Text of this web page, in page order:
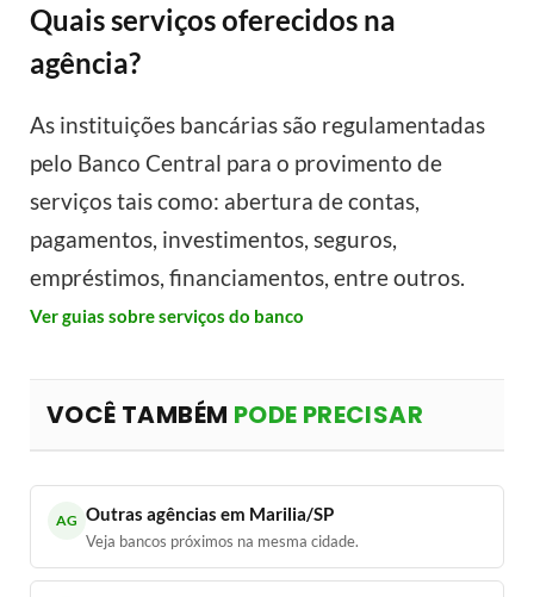
Quais serviços oferecidos na
agência?
As instituições bancárias são regulamentadas
pelo Banco Central para o provimento de
serviços tais como: abertura de contas,
pagamentos, investimentos, seguros,
empréstimos, financiamentos, entre outros.
Ver guias sobre serviços do banco
VOCÊ TAMBÉM PODE PRECISAR
AG Outras agências em Marilia/SP
Veja bancos próximos na mesma cidade.